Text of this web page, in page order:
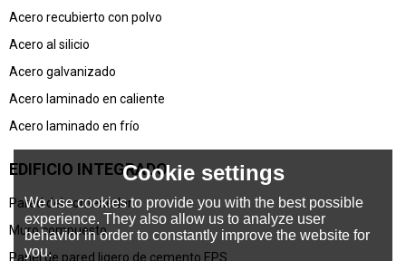
Acero recubierto con polvo
Acero al silicio
Acero galvanizado
Acero laminado en caliente
Acero laminado en frío
EDIFICIO INTEGRADO
Pared del contenedor
Muro compuesto
Panel de pared ligero de cemento EPS
Cookie settings
We use cookies to provide you with the best possible
experience. They also allow us to analyze user
behavior in order to constantly improve the website for
you.